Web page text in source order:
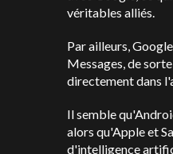
véritables alliés.
Par ailleurs,
Messages, de
directement dans
Il semble
alors qu'Apple et
d'intelligence